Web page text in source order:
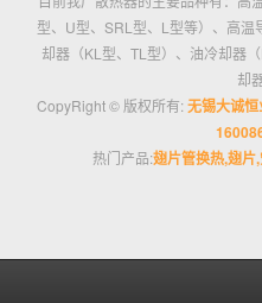
型、U型、SRL型、L型等）、高
却器（KL型、TL型）、油冷却器
却
CopyRight © 版权所有: 无锡大诚
热门产品:翅片管换热,翅片